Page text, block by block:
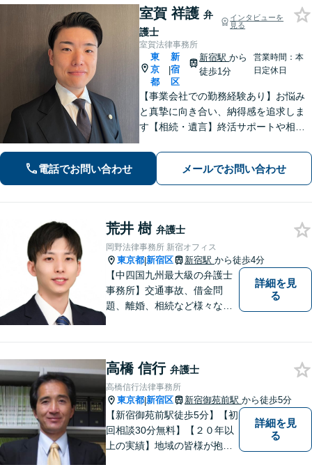
室賀 祥護 弁
護士
インタビューを
見る
室賀法律事務所
東
京
都
|
新
宿
区
新宿駅から
徒歩1分
営業時間：本
日定休日
【事業会社での勤務経験あり】お悩み
と真摯に向き合い、納得感を追求しま
す【相続・遺言】終活サポートや相続
権回収】スピーディーかつ的確な対応
で回収の最大化をめざします【オンラ
イン面談対応】【新宿駅1分】
電話でお問い合わせ メールでお問い合わせ
荒井 樹 弁護士
岡野法律事務所 新宿オフィス
東京都|新宿区 新宿駅 から徒歩4分
【中四国九州最大級の弁護士
事務所】交通事故、借金問
題、離婚、相続など様々な問
い！
詳細を見
る
高橋 信行 弁護士
高橋信行法律事務所
東京都|新宿区 新宿御苑前駅 から徒歩5分
【新宿御苑前駅徒歩5分】【初
回相談30分無料】【２０年以
上の実績】地域の皆様が抱え
詳細を見
る